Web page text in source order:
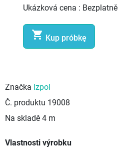
Ukázková cena : Bezplatně
 Kup próbkę
Značka Izpol
Č. produktu 19008
Na skladě 4 m
Vlastnosti výrobku